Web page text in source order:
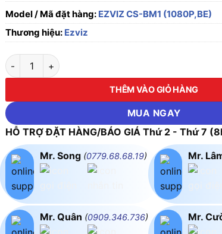
Model / Mã đặt hàng: EZVIZ CS-BM1 (1080P,BE)
Thương hiệu: Ezviz
Camera WiFi EZVIZ CS-BM1 (1080P,BE) số lượng
THÊM VÀO GIỎ HÀNG
MUA NGAY
HỖ TRỢ ĐẶT HÀNG/BÁO GIÁ Thứ 2 - Thứ 7
Mr. Song (0779.68.68.19)
Mr. Quân (0909.346.736)
Mr.
Mr.